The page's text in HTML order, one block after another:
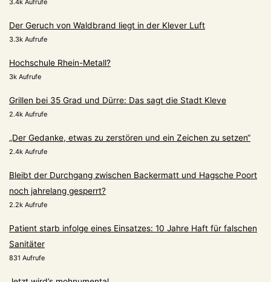
3.4k Aufrufe
Der Geruch von Waldbrand liegt in der Klever Luft
3.3k Aufrufe
Hochschule Rhein-Metall?
3k Aufrufe
Grillen bei 35 Grad und Dürre: Das sagt die Stadt Kleve
2.4k Aufrufe
„Der Gedanke, etwas zu zerstören und ein Zeichen zu setzen“
2.4k Aufrufe
Bleibt der Durchgang zwischen Backermatt und Hagsche Poort
noch jahrelang gesperrt?
2.2k Aufrufe
Patient starb infolge eines Einsatzes: 10 Jahre Haft für falschen
Sanitäter
831 Aufrufe